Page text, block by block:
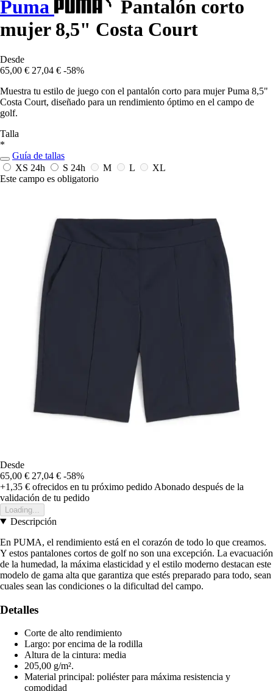
Puma
Pantalón corto
mujer 8,5" Costa Court
Desde
65,00 € 27,04 € -58%
Muestra tu estilo de juego con el pantalón corto para mujer Puma 8,5"
Costa Court, diseñado para un rendimiento óptimo en el campo de
golf.
Talla
*
Guía de tallas
XS 24h S 24h M L
XL
Este campo es obligatorio
Desde
65,00 € 27,04 € -58%
+1,35 € ofrecidos en tu próximo pedido Abonado después de la
validación de tu pedido
Loading...
Descripción
En PUMA, el rendimiento está en el corazón de todo lo que creamos.
Y estos pantalones cortos de golf no son una excepción. La evacuación
de la humedad, la máxima elasticidad y el estilo moderno destacan este
modelo de gama alta que garantiza que estés preparado para todo, sean
cuales sean las condiciones o la dificultad del campo.
Detalles
Corte de alto rendimiento
Largo: por encima de la rodilla
Altura de la cintura: media
205,00 g/m².
Material principal: poliéster para máxima resistencia y
comodidad